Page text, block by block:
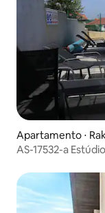
Apartamento ⋅
AS-17532-a